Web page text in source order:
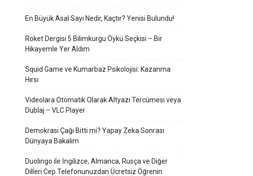
En Büyük Asal Sayı Nedir, Kaçtır? Yenisi Bulundu!
Roket Dergisi 5 Bilimkurgu Öykü Seçkisi – Bir
Hikayemle Yer Aldım
Squid Game ve Kumarbaz Psikolojisi: Kazanma
Hırsı
Videolara Otomatik Olarak Altyazı Tercümesi veya
Dublaj – VLC Player
Demokrasi Çağı Bitti mi? Yapay Zeka Sonrası
Dünyaya Bakalım
Duolingo ile İngilizce, Almanca, Rusça ve Diğer
Dilleri Cep Telefonunuzdan Ücretsiz Öğrenin